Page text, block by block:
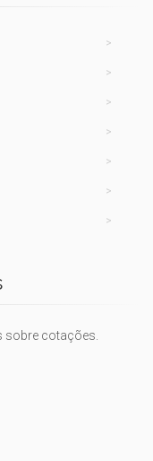
sobre cotações.